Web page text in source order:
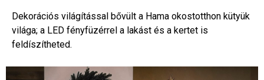
Dekorációs világítással bővült a Hama okostotthon kütyük
világa; a LED fényfüzérrel a lakást és a kertet is
feldíszítheted.